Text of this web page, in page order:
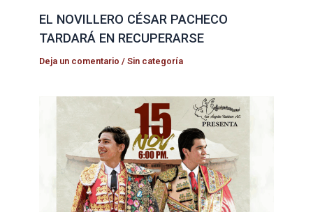
EL NOVILLERO CÉSAR PACHECO
TARDARÁ EN RECUPERARSE
Deja un comentario /Sin categoría